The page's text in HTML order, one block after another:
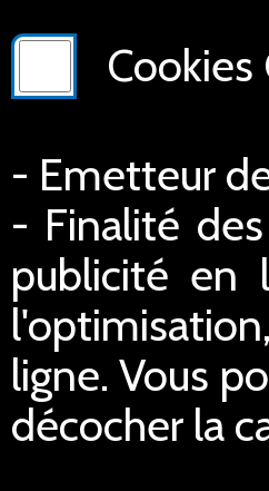
Cookies
- Emetteur
- Finalité
publicité en
ligne. Vous
décocher la